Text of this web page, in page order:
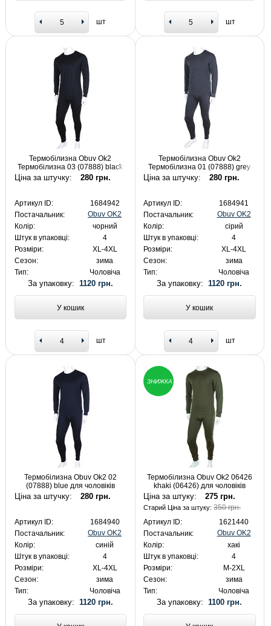
шт шт
Термобілизна Obuv Ok2
Термобілизна 03 (07888) black
для чоловіків
Ціна за штучку: 280 грн.
Артикул ID:
1684942
Постачальник:
Obuv OK2
Колір:
чорний
Штук в упаковці:
4
Розміри:
XL-4XL
Сезон:
зима
Тип:
Чоловіча
За упаковку: 1120 грн.
У кошик
шт
Термобілизна Obuv Ok2
Термобілизна 01 (07888) grey
для чоловіків
Ціна за штучку: 280 грн.
Артикул ID:
1684941
Постачальник:
Obuv OK2
Колір:
сірий
Штук в упаковці:
4
Розміри:
XL-4XL
Сезон:
зима
Тип:
Чоловіча
За упаковку:1120 грн.
У кошик
шт
Термобілизна Obuv Ok2 02
(07888) blue для чоловіків
Ціна за штучку: 280 грн.
Артикул ID:
1684940
Постачальник:
Obuv OK2
Колір:
синій
Штук в упаковці:
4
Розміри:
XL-4XL
Сезон:
зима
Тип:
Чоловіча
За упаковку: 1120 грн.
ЗНИЖКА
Термобілизна Obuv Ok2 06426
khaki (06426) для чоловіків
Ціна за штуку: 275 грн.
Старий Ціна за штуку:350 грн.
Артикул ID:
1621440
Постачальник:
Obuv OK2
Колір:
хакі
Штук в упаковці:
4
Розміри:
M-2XL
Сезон:
зима
Тип:
Чоловіча
За упаковку:1100 грн.